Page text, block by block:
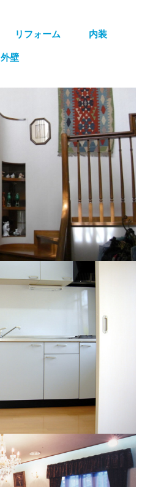
スタッフブログ
リフォーム 内装
外壁